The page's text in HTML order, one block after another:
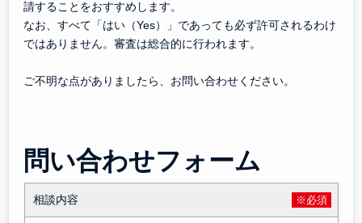
請することをおすすめします。
なお、すべて「はい（Yes）」であっても必ず許可されるわけ
ではありません。審査は総合的に行われます。
ご不明な点がありましたら、お問い合わせください。
問い合わせフォーム
相談内容 ※必須